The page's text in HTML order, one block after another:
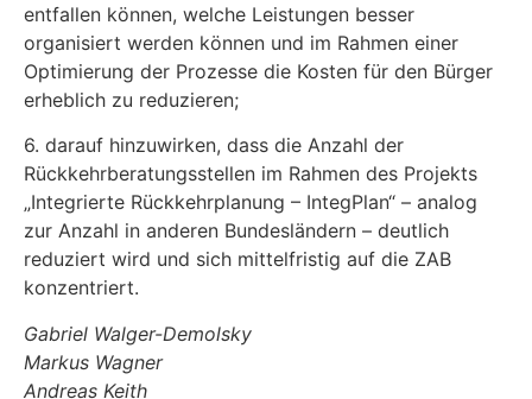
entfallen kön­nen, welche Leistungen besser
organisiert werden können und im Rahmen einer
Optimie­rung der Prozesse die Kosten für den Bürger
erheblich zu reduzieren;
6. darauf hinzuwirken, dass die Anzahl der
Rückkehrberatungsstellen im Rahmen des Pro­jekts
„Integrierte Rückkehrplanung – IntegPlan“ – analog
zur Anzahl in anderen Bundes­ländern – deutlich
reduziert wird und sich mittelfristig auf die ZAB
konzentriert.
Gabriel Walger-Demolsky
Markus Wagner
Andreas Keith